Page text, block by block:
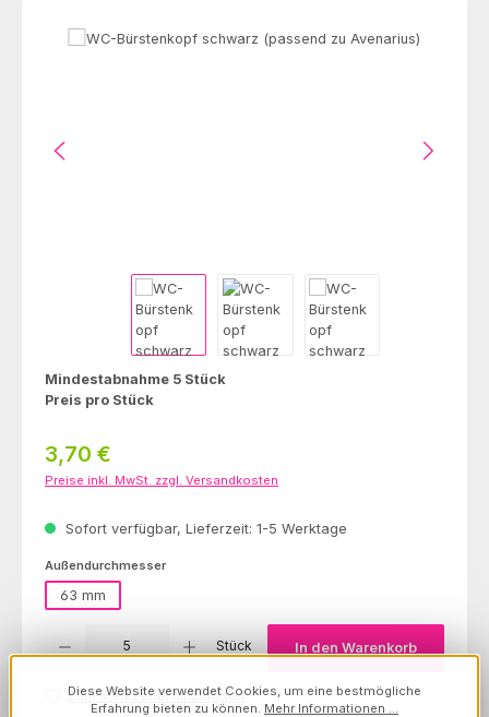
Bildergalerie überspringen
Mindestabnahme 5 Stück
Preis pro Stück
Regulärer Preis:
3,70 €
Preise inkl. MwSt. zzgl. Versandkosten
Sofort verfügbar, Lieferzeit: 1-5 Werktage
Außendurchmesserauswählen
63 mm
Stück In den Warenkorb
Zum Merkzettel hinzufügen
Diese Website verwendet Cookies, um eine bestmögliche
Erfahrung bieten zu können. Mehr Informationen ...